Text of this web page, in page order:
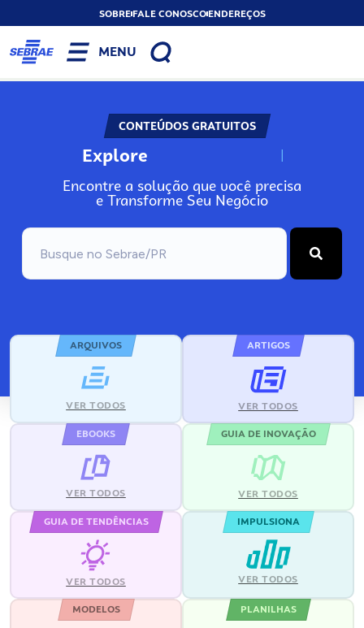
SOBREFALE CONOSCOENDEREÇOS
MENU
CONTEÚDOS GRATUITOS
Explore N
Encontre a solução que você precisa
e Transforme Seu Negócio
ARQUIVOS
VER TODOS
ARTIGOS
VER TODOS
EBOOKS
VER TODOS
GUIA DE INOVAÇÃO
VER TODOS
GUIA DE TENDÊNCIAS
VER TODOS
IMPULSIONA
VER TODOS
MODELOS PLANILHAS